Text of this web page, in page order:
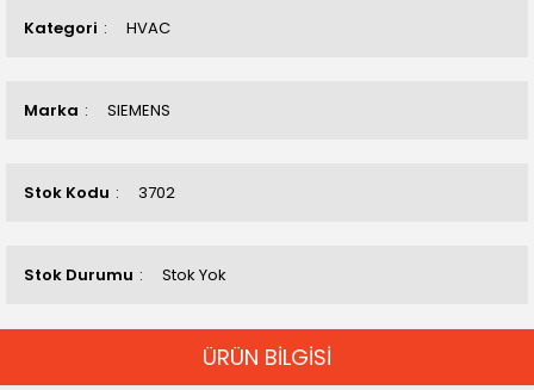
Kategori HVAC
Marka SIEMENS
Stok Kodu 3702
Stok Durumu Stok Yok
ÜRÜN BİLGİSİ